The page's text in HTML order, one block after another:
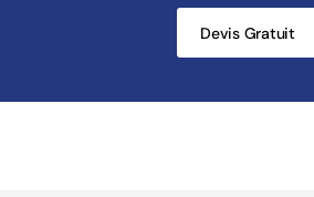
Devis Gratuit